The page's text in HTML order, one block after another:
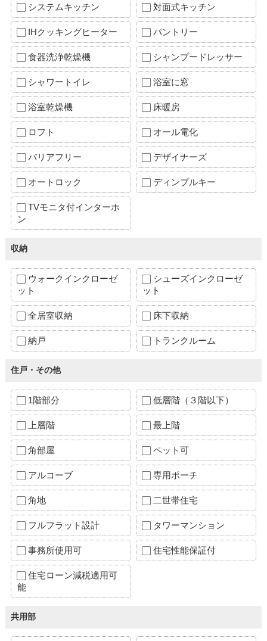
システムキッチン 対面式キッチン
IHクッキングヒーター パントリー
食器洗浄乾燥機 シャンプードレッサー
シャワートイレ 浴室に窓
浴室乾燥機 床暖房
ロフト オール電化
バリアフリー デザイナーズ
オートロック ディンプルキー
TVモニタ付インターホ
ン
収納
ウォークインクローゼ
ット
シューズインクローゼ
ット
全居室収納 床下収納
納戸 トランクルーム
住戸・その他
1階部分 低層階（３階以下）
上層階 最上階
角部屋 ペット可
アルコーブ 専用ポーチ
角地 二世帯住宅
フルフラット設計 タワーマンション
事務所使用可 住宅性能保証付
住宅ローン減税適用可
能
共用部